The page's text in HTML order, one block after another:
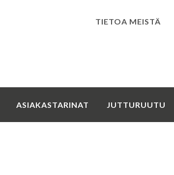
TIETOA MEISTÄ
ASIAKASTARINAT JUTTURUUTU